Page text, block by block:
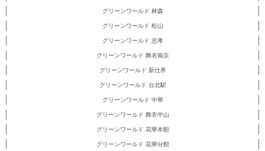
グリーンワールド 林森
グリーンワールド 松山
グリーンワールド 忠孝
グリーンワールド 舞衣南京
グリーンワールド 新仕界
グリーンワールド 台北駅
グリーンワールド 中華
グリーンワールド 舞衣中山
グリーンワールド 花華本館
グリーンワールド 花華分館